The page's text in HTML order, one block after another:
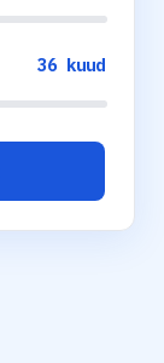
36 kuud